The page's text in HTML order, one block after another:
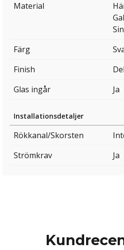
Material
Färg
Finish
Glas ingår
Ja
Installationsdetaljer
Rökkanal/Skorsten
Strömkrav
Ja